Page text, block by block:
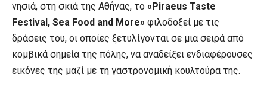
νησιά, στη σκιά της Αθήνας, το «Piraeus Taste
Festival, Sea Food and More» φιλοδοξεί με τις
δράσεις του, οι οποίες ξετυλίγονται σε μια σειρά από
κομβικά σημεία της πόλης, να αναδείξει ενδιαφέρουσες
εικόνες της μαζί με τη γαστρονομική κουλτούρα της.